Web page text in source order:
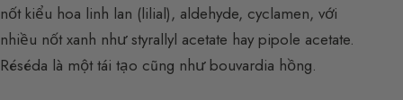
nốt kiểu hoa linh lan (lilial), aldehyde, cyclamen, với
nhiều nốt xanh như styrallyl acetate hay pipole acetate.
Réséda là một tái tạo cũng như bouvardia hồng.